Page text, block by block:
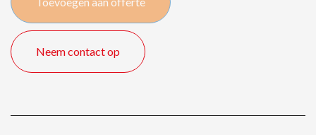
Touchscreen
55″
/
Neem contact op